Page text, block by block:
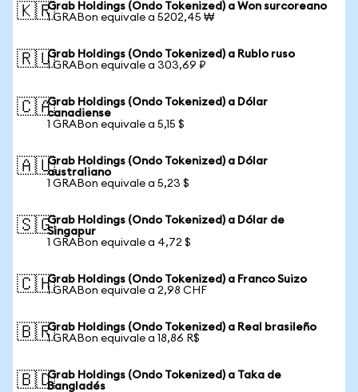
🇰🇷Grab Holdings (Ondo Tokenized) a Won surcoreano
1 GRABon equivale a 5202,45 ₩
🇷🇺Grab Holdings (Ondo Tokenized) a Rublo ruso
1 GRABon equivale a 303,69 ₽
🇨🇦Grab Holdings (Ondo Tokenized) a Dólar
canadiense
1 GRABon equivale a 5,15 $
🇦🇺Grab Holdings (Ondo Tokenized) a Dólar
australiano
1 GRABon equivale a 5,23 $
🇸🇬Grab Holdings (Ondo Tokenized) a Dólar de
Singapur
1 GRABon equivale a 4,72 $
🇨🇭Grab Holdings (Ondo Tokenized) a Franco Suizo
1 GRABon equivale a 2,98 CHF
🇧🇷Grab Holdings (Ondo Tokenized) a Real brasileño
1 GRABon equivale a 18,86 R$
🇧🇩Grab Holdings (Ondo Tokenized) a Taka de
Bangladés